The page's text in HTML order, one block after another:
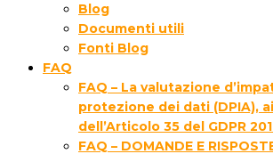
Blog
Documenti utili
Fonti Blog
FAQ
FAQ – La valutazione
protezione dei dati (DPIA),
dell’Articolo 35 del GDPR
FAQ – DOMANDE E